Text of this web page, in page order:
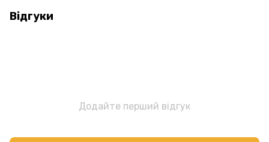
Відгуки
Додайте перший відгук